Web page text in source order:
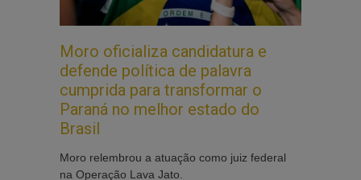
Moro oficializa candidatura e
defende política de palavra
cumprida para transformar o
Paraná no melhor estado do
Brasil
Moro relembrou a atuação como juiz federal
na Operação Lava Jato.